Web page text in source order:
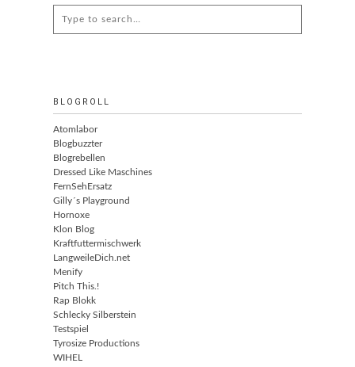
for:
BLOGROLL
Atomlabor
Blogbuzzter
Blogrebellen
Dressed Like Maschines
FernSehErsatz
Gilly´s Playground
Hornoxe
Klon Blog
Kraftfuttermischwerk
LangweileDich.net
Menify
Pitch This.!
Rap Blokk
Schlecky Silberstein
Testspiel
Tyrosize Productions
WIHEL